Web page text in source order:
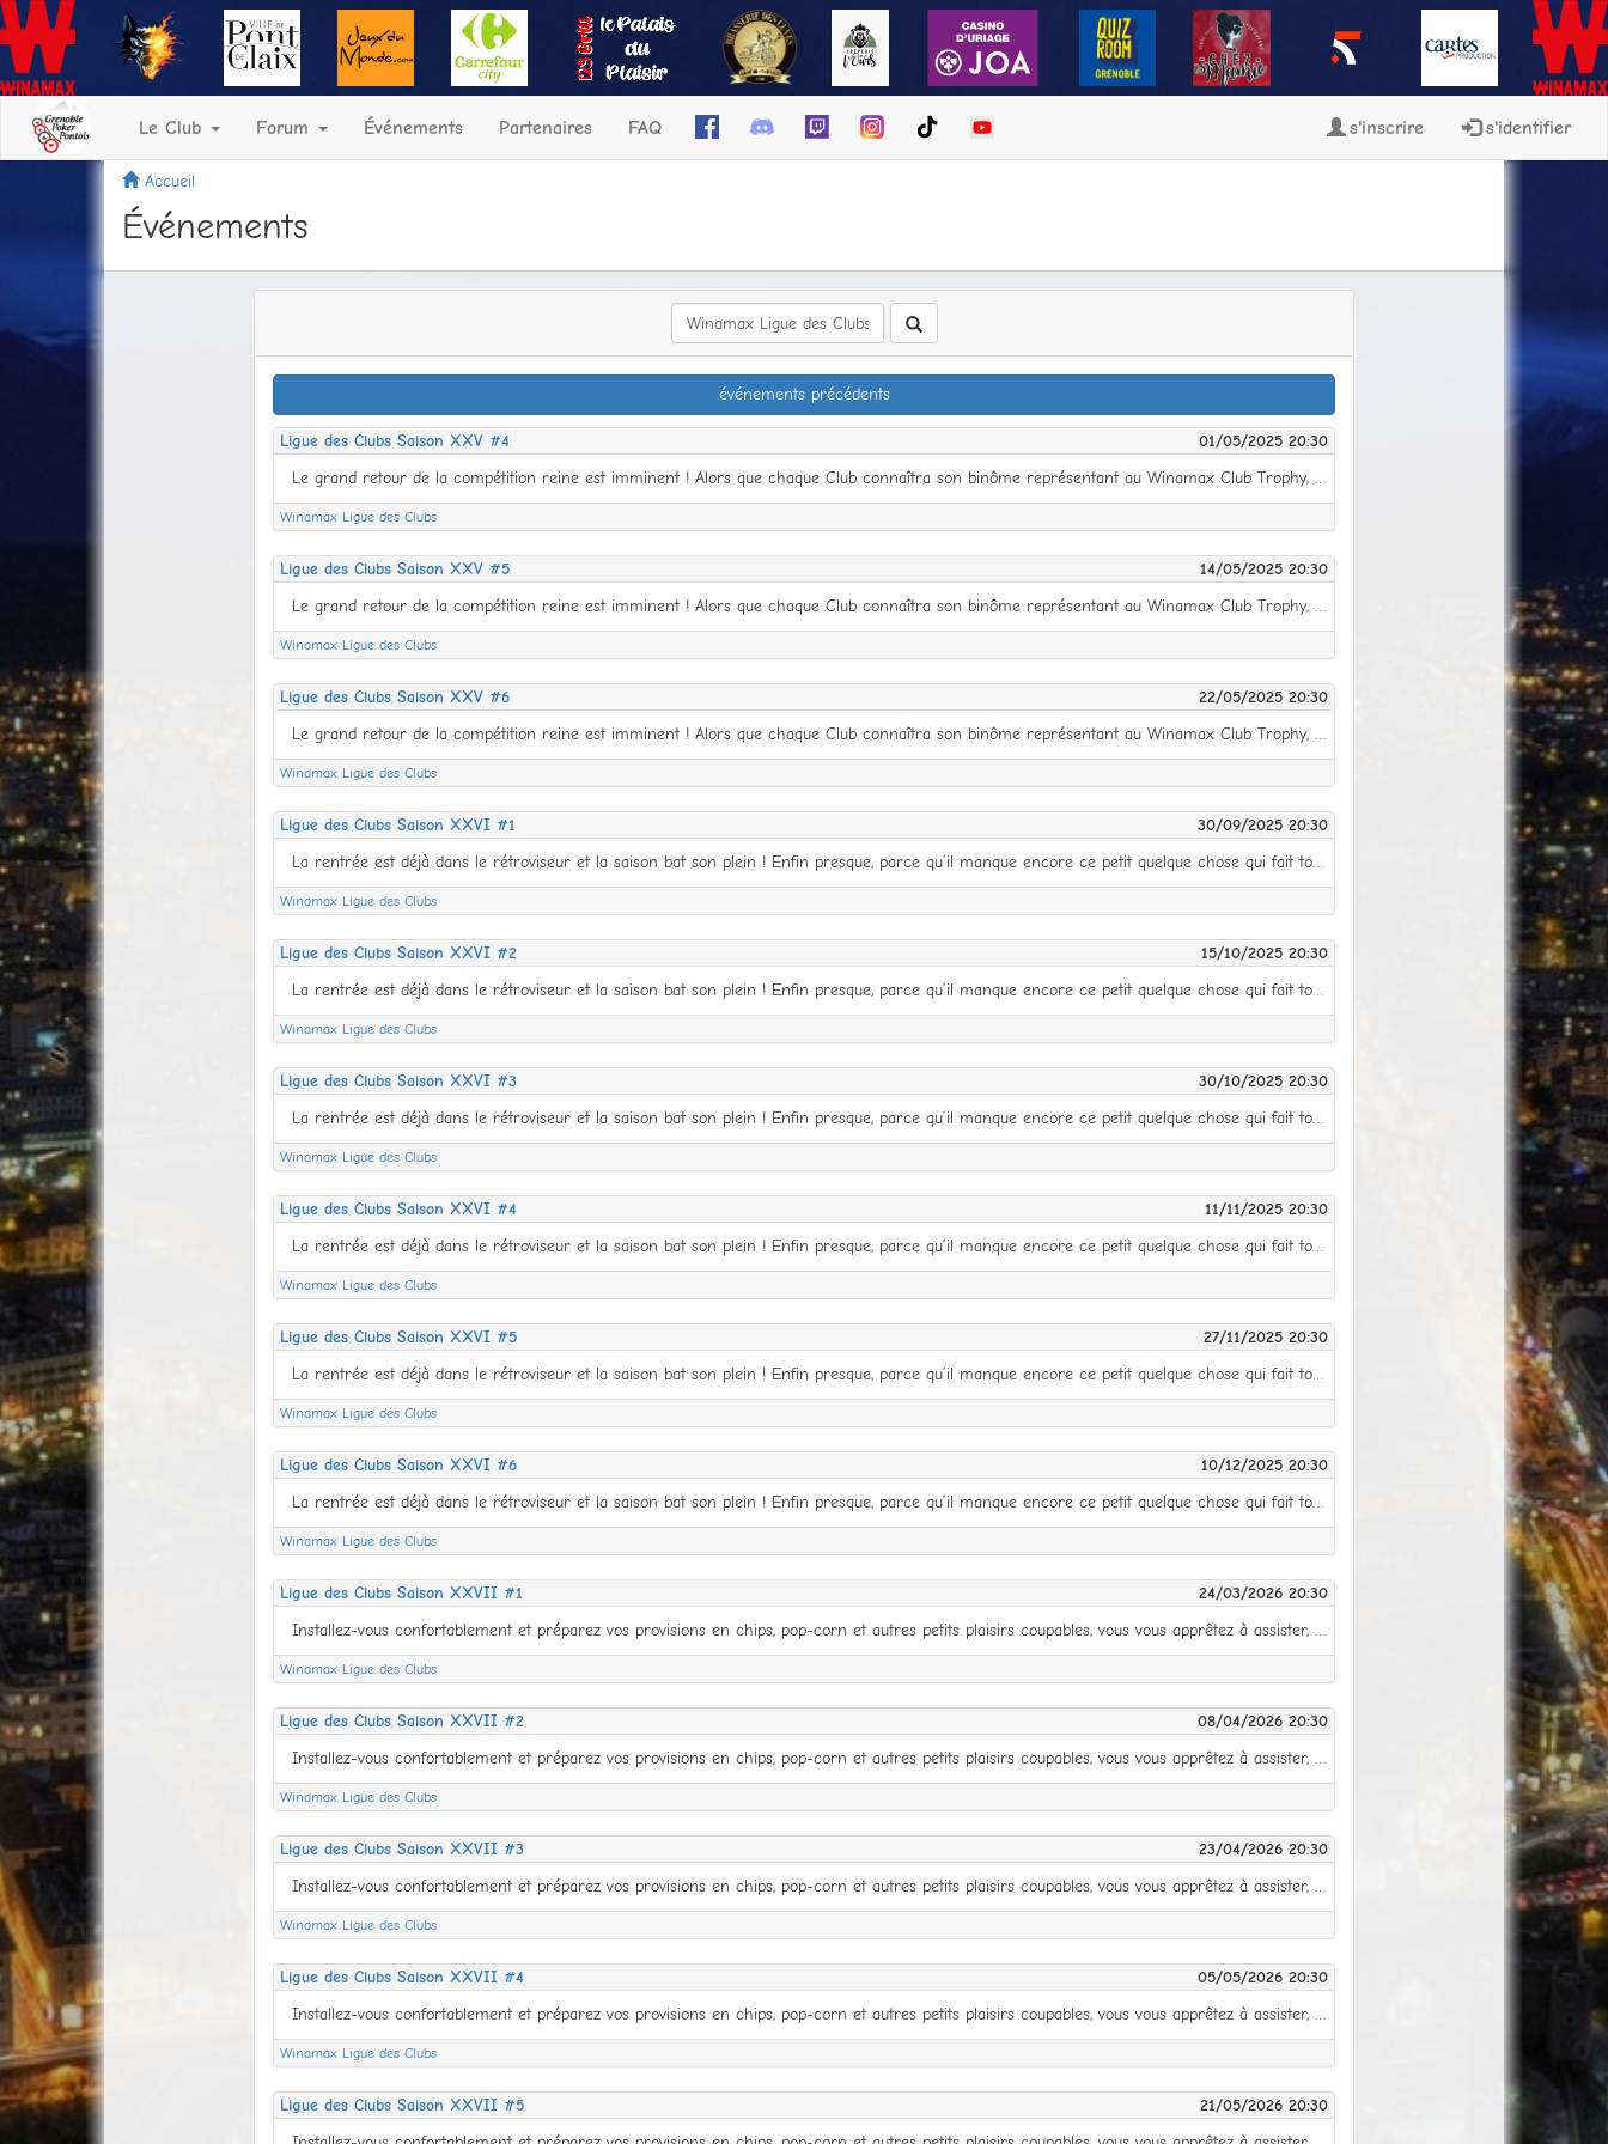
Le Club Forum Événements Partenaires FAQ s'inscrire s'identifier
Accueil
Événements
recherche
événements précédents
Ligue des Clubs Saison XXV #4
01/05/2025 20:30
Le grand retour de la compétition reine est imminent ! Alors que chaque Club connaîtra son binôme représentant au Winamax Club Trophy, la Ligue des Clubs finit de se pomponner en coulisses avant ses retrouvailles avec son public. Un spectacle revisité mais toujours aussi captivant, c’est ce que promet l’affiche de cette 25e édition. Il faut dire qu’avec les nouveaux talents découverts la saison précédente, on peut espérer un casting toujours aussi surprenant et rafraîchissant pour jouer les premiers rôles de ce prochain festival. Des ingrédients connus mais toujours aussi imprévisibles et explosifs, des impros et des solos, des révélations et… des déceptions. C’est tout ce que vous pourrez vivre ou revivre à partir du mercredi 19 mars prochain, date de l’avant-première. Comme d’habitude, vous trouverez sur place tout le nécessaire pour vous régaler : 275 000 Miles mis en jeu pour les Clubs, et quelques 3 725 € de récompenses individuelles sur le All Star Game qui clôture toute Ligue des Clubs qui se respecte. Le championnat se jouera en 6 manches (buy-in de 2 €), chacune dans un format de jeu différent : mercredi 19 mars (6-max Mystery KO) jeudi 3 avril (8-max) jeudi 17 avril (6-max Monster Stack KO) jeudi 1er mai (7-max KO Show One) mercredi 14 mai (5-max KO) jeudi 22 mai (6-max) All Star Game : lundi 26 mai Tous les tournois se joueront à 20h30. Fonctionnement de la Ligue des Clubs En plus du prizepool classique, chaque joueur marquera des points en fonction de son classement final dans le tournoi (voir le barème et le calculateur de points). A l'issue des 6 manches de la Ligue, viendra le moment d'effectuer le bilan des championnats. Les 15 meilleurs clubs de la Division II monteront en Division I et cette dernière enverra ses 15 Clubs les moins performants en Division II. IMPORTANT Vous représenterez automatiquement le Club auquel vous êtes affiliés sur Winamax. Les manches sont accessibles directement depuis les “prochaines manches” proposées dans votre espace Mon Club, ou depuis le lobby des tournois en activant le filtre “Clubs”. Tous les classements de la Ligue des Clubs (classements collectifs, classements individuels et classements par manche) sont disponibles dans votre espace Mon Club, onglet Compétitions. All-Star Game Les 45 meilleurs joueurs de D1 ainsi que les 30 meilleurs joueurs de D2 (75 joueurs au total) seront invités à jouer le All Star Game : ni plus ni moins que la crème de la crème des joueurs de la compétition. Ces All Stars s'affronteront lors d'une finale au format deepstack qui offrira plus de 3 500 € en places Winamax Live et en tickets de tournois Winamax. Bonne chance à tous !
Winamax Ligue des Clubs
Ligue des Clubs Saison XXV #5
14/05/2025 20:30
Le grand retour de la compétition reine est imminent ! Alors que chaque Club connaîtra son binôme représentant au Winamax Club Trophy, la Ligue des Clubs finit de se pomponner en coulisses avant ses retrouvailles avec son public. Un spectacle revisité mais toujours aussi captivant, c’est ce que promet l’affiche de cette 25e édition. Il faut dire qu’avec les nouveaux talents découverts la saison précédente, on peut espérer un casting toujours aussi surprenant et rafraîchissant pour jouer les premiers rôles de ce prochain festival. Des ingrédients connus mais toujours aussi imprévisibles et explosifs, des impros et des solos, des révélations et… des déceptions. C’est tout ce que vous pourrez vivre ou revivre à partir du mercredi 19 mars prochain, date de l’avant-première. Comme d’habitude, vous trouverez sur place tout le nécessaire pour vous régaler : 275 000 Miles mis en jeu pour les Clubs, et quelques 3 725 € de récompenses individuelles sur le All Star Game qui clôture toute Ligue des Clubs qui se respecte. Le championnat se jouera en 6 manches (buy-in de 2 €), chacune dans un format de jeu différent : mercredi 19 mars (6-max Mystery KO) jeudi 3 avril (8-max) jeudi 17 avril (6-max Monster Stack KO) jeudi 1er mai (7-max KO Show One) mercredi 14 mai (5-max KO) jeudi 22 mai (6-max) All Star Game : lundi 26 mai Tous les tournois se joueront à 20h30. Fonctionnement de la Ligue des Clubs En plus du prizepool classique, chaque joueur marquera des points en fonction de son classement final dans le tournoi (voir le barème et le calculateur de points). A l'issue des 6 manches de la Ligue, viendra le moment d'effectuer le bilan des championnats. Les 15 meilleurs clubs de la Division II monteront en Division I et cette dernière enverra ses 15 Clubs les moins performants en Division II. IMPORTANT Vous représenterez automatiquement le Club auquel vous êtes affiliés sur Winamax. Les manches sont accessibles directement depuis les “prochaines manches” proposées dans votre espace Mon Club, ou depuis le lobby des tournois en activant le filtre “Clubs”. Tous les classements de la Ligue des Clubs (classements collectifs, classements individuels et classements par manche) sont disponibles dans votre espace Mon Club, onglet Compétitions. All-Star Game Les 45 meilleurs joueurs de D1 ainsi que les 30 meilleurs joueurs de D2 (75 joueurs au total) seront invités à jouer le All Star Game : ni plus ni moins que la crème de la crème des joueurs de la compétition. Ces All Stars s'affronteront lors d'une finale au format deepstack qui offrira plus de 3 500 € en places Winamax Live et en tickets de tournois Winamax. Bonne chance à tous !
Winamax Ligue des Clubs
Ligue des Clubs Saison XXV #6
22/05/2025 20:30
Le grand retour de la compétition reine est imminent ! Alors que chaque Club connaîtra son binôme représentant au Winamax Club Trophy, la Ligue des Clubs finit de se pomponner en coulisses avant ses retrouvailles avec son public. Un spectacle revisité mais toujours aussi captivant, c’est ce que promet l’affiche de cette 25e édition. Il faut dire qu’avec les nouveaux talents découverts la saison précédente, on peut espérer un casting toujours aussi surprenant et rafraîchissant pour jouer les premiers rôles de ce prochain festival. Des ingrédients connus mais toujours aussi imprévisibles et explosifs, des impros et des solos, des révélations et… des déceptions. C’est tout ce que vous pourrez vivre ou revivre à partir du mercredi 19 mars prochain, date de l’avant-première. Comme d’habitude, vous trouverez sur place tout le nécessaire pour vous régaler : 275 000 Miles mis en jeu pour les Clubs, et quelques 3 725 € de récompenses individuelles sur le All Star Game qui clôture toute Ligue des Clubs qui se respecte. Le championnat se jouera en 6 manches (buy-in de 2 €), chacune dans un format de jeu différent : mercredi 19 mars (6-max Mystery KO) jeudi 3 avril (8-max) jeudi 17 avril (6-max Monster Stack KO) jeudi 1er mai (7-max KO Show One) mercredi 14 mai (5-max KO) jeudi 22 mai (6-max) All Star Game : lundi 26 mai Tous les tournois se joueront à 20h30. Fonctionnement de la Ligue des Clubs En plus du prizepool classique, chaque joueur marquera des points en fonction de son classement final dans le tournoi (voir le barème et le calculateur de points). A l'issue des 6 manches de la Ligue, viendra le moment d'effectuer le bilan des championnats. Les 15 meilleurs clubs de la Division II monteront en Division I et cette dernière enverra ses 15 Clubs les moins performants en Division II. IMPORTANT Vous représenterez automatiquement le Club auquel vous êtes affiliés sur Winamax. Les manches sont accessibles directement depuis les “prochaines manches” proposées dans votre espace Mon Club, ou depuis le lobby des tournois en activant le filtre “Clubs”. Tous les classements de la Ligue des Clubs (classements collectifs, classements individuels et classements par manche) sont disponibles dans votre espace Mon Club, onglet Compétitions. All-Star Game Les 45 meilleurs joueurs de D1 ainsi que les 30 meilleurs joueurs de D2 (75 joueurs au total) seront invités à jouer le All Star Game : ni plus ni moins que la crème de la crème des joueurs de la compétition. Ces All Stars s'affronteront lors d'une finale au format deepstack qui offrira plus de 3 500 € en places Winamax Live et en tickets de tournois Winamax. Bonne chance à tous !
Winamax Ligue des Clubs
Ligue des Clubs Saison XXVI #1
30/09/2025 20:30
La rentrée est déjà dans le rétroviseur et la saison bat son plein ! Enfin presque, parce qu’il manque encore ce petit quelque chose qui fait toute la différence, ce grain de sel qui révèle toute la saveur des ingrédients, cherry on the cake comme dirait l’autre : la Ligue des Clubs ! Pour son grand retour, synonyme de 26e édition, la compétition reine intègre cinq petits nouveaux qui rejoignent les rangs des Clubs partenaires de Winamax et qui se feront les dents en deuxième division avant de venir titiller les vétérans aux palmarès bien garnis. Toujours désireuse de s’améliorer et de se présenter sous un nouveau jour, y compris aux habitués des joutes inter-clubs, la Ligue des Clubs a une nouvelle fois décidé de vous surprendre et va tout simplement vous envoyer dans l’espace ! Alors la dame va frapper fort, très fort, en vous proposant d’entrée de jouer la manche inaugurale au format Space KO ! Avis aux cosmonautes du mardi : préparez-vous et révisez vos tokens légendaires, ça peut toujours servir… Comme d’habitude, vous trouverez sur place tout le nécessaire pour vous régaler : 275 000 Miles mis en jeu pour les Clubs, et quelques 3 725 € de récompenses individuelles sur le All Star Game qui clôture toute Ligue des Clubs qui se respecte. Moins comme d’habitude, la compétition se jouera désormais sur des manches réparties entre le mardi, le mercredi ou le jeudi, pour qu’un maximum de Clubs soient pénalisés un minimum de fois ! Et oui, on sait trancher dans le vif pour vous satisfaire. Le championnat se jouera en 6 manches (buy-in de 2 €), chacune dans un format de jeu différent : mardi 30 septembre (6-max Space KO) mercredi 15 octobre (8-max) jeudi 30 octobre (6-max Monster Stack KO) mardi 11 novembre (7-max Mystery KO) jeudi 27 novembre (5-max KO) mercredi 10 décembre (6-max) All Star Game : lundi 15 décembre Tous les tournois se joueront à 20h30. Toutes les informations sont à retrouver sur la page suivante : https://www.winamax.fr/ligues-des-clubs Ou directement dans votre espace Mon Club dans l'onglet Compétitions.
Winamax Ligue des Clubs
Ligue des Clubs Saison XXVI #2
15/10/2025 20:30
La rentrée est déjà dans le rétroviseur et la saison bat son plein ! Enfin presque, parce qu’il manque encore ce petit quelque chose qui fait toute la différence, ce grain de sel qui révèle toute la saveur des ingrédients, cherry on the cake comme dirait l’autre : la Ligue des Clubs ! Pour son grand retour, synonyme de 26e édition, la compétition reine intègre cinq petits nouveaux qui rejoignent les rangs des Clubs partenaires de Winamax et qui se feront les dents en deuxième division avant de venir titiller les vétérans aux palmarès bien garnis. Toujours désireuse de s’améliorer et de se présenter sous un nouveau jour, y compris aux habitués des joutes inter-clubs, la Ligue des Clubs a une nouvelle fois décidé de vous surprendre et va tout simplement vous envoyer dans l’espace ! Alors la dame va frapper fort, très fort, en vous proposant d’entrée de jouer la manche inaugurale au format Space KO ! Avis aux cosmonautes du mardi : préparez-vous et révisez vos tokens légendaires, ça peut toujours servir… Comme d’habitude, vous trouverez sur place tout le nécessaire pour vous régaler : 275 000 Miles mis en jeu pour les Clubs, et quelques 3 725 € de récompenses individuelles sur le All Star Game qui clôture toute Ligue des Clubs qui se respecte. Moins comme d’habitude, la compétition se jouera désormais sur des manches réparties entre le mardi, le mercredi ou le jeudi, pour qu’un maximum de Clubs soient pénalisés un minimum de fois ! Et oui, on sait trancher dans le vif pour vous satisfaire. Le championnat se jouera en 6 manches (buy-in de 2 €), chacune dans un format de jeu différent : mardi 30 septembre (6-max Space KO) mercredi 15 octobre (8-max) jeudi 30 octobre (6-max Monster Stack KO) mardi 11 novembre (7-max Mystery KO) jeudi 27 novembre (5-max KO) mercredi 10 décembre (6-max) All Star Game : lundi 15 décembre Tous les tournois se joueront à 20h30. Toutes les informations sont à retrouver sur la page suivante : https://www.winamax.fr/ligues-des-clubs Ou directement dans votre espace Mon Club dans l'onglet Compétitions.
Winamax Ligue des Clubs
Ligue des Clubs Saison XXVI #3
30/10/2025 20:30
La rentrée est déjà dans le rétroviseur et la saison bat son plein ! Enfin presque, parce qu’il manque encore ce petit quelque chose qui fait toute la différence, ce grain de sel qui révèle toute la saveur des ingrédients, cherry on the cake comme dirait l’autre : la Ligue des Clubs ! Pour son grand retour, synonyme de 26e édition, la compétition reine intègre cinq petits nouveaux qui rejoignent les rangs des Clubs partenaires de Winamax et qui se feront les dents en deuxième division avant de venir titiller les vétérans aux palmarès bien garnis. Toujours désireuse de s’améliorer et de se présenter sous un nouveau jour, y compris aux habitués des joutes inter-clubs, la Ligue des Clubs a une nouvelle fois décidé de vous surprendre et va tout simplement vous envoyer dans l’espace ! Alors la dame va frapper fort, très fort, en vous proposant d’entrée de jouer la manche inaugurale au format Space KO ! Avis aux cosmonautes du mardi : préparez-vous et révisez vos tokens légendaires, ça peut toujours servir… Comme d’habitude, vous trouverez sur place tout le nécessaire pour vous régaler : 275 000 Miles mis en jeu pour les Clubs, et quelques 3 725 € de récompenses individuelles sur le All Star Game qui clôture toute Ligue des Clubs qui se respecte. Moins comme d’habitude, la compétition se jouera désormais sur des manches réparties entre le mardi, le mercredi ou le jeudi, pour qu’un maximum de Clubs soient pénalisés un minimum de fois ! Et oui, on sait trancher dans le vif pour vous satisfaire. Le championnat se jouera en 6 manches (buy-in de 2 €), chacune dans un format de jeu différent : mardi 30 septembre (6-max Space KO) mercredi 15 octobre (8-max) jeudi 30 octobre (6-max Monster Stack KO) mardi 11 novembre (7-max Mystery KO) jeudi 27 novembre (5-max KO) mercredi 10 décembre (6-max) All Star Game : lundi 15 décembre Tous les tournois se joueront à 20h30. Toutes les informations sont à retrouver sur la page suivante : https://www.winamax.fr/ligues-des-clubs Ou directement dans votre espace Mon Club dans l'onglet Compétitions.
Winamax Ligue des Clubs
Ligue des Clubs Saison XXVI #4
11/11/2025 20:30
La rentrée est déjà dans le rétroviseur et la saison bat son plein ! Enfin presque, parce qu’il manque encore ce petit quelque chose qui fait toute la différence, ce grain de sel qui révèle toute la saveur des ingrédients, cherry on the cake comme dirait l’autre : la Ligue des Clubs ! Pour son grand retour, synonyme de 26e édition, la compétition reine intègre cinq petits nouveaux qui rejoignent les rangs des Clubs partenaires de Winamax et qui se feront les dents en deuxième division avant de venir titiller les vétérans aux palmarès bien garnis. Toujours désireuse de s’améliorer et de se présenter sous un nouveau jour, y compris aux habitués des joutes inter-clubs, la Ligue des Clubs a une nouvelle fois décidé de vous surprendre et va tout simplement vous envoyer dans l’espace ! Alors la dame va frapper fort, très fort, en vous proposant d’entrée de jouer la manche inaugurale au format Space KO ! Avis aux cosmonautes du mardi : préparez-vous et révisez vos tokens légendaires, ça peut toujours servir… Comme d’habitude, vous trouverez sur place tout le nécessaire pour vous régaler : 275 000 Miles mis en jeu pour les Clubs, et quelques 3 725 € de récompenses individuelles sur le All Star Game qui clôture toute Ligue des Clubs qui se respecte. Moins comme d’habitude, la compétition se jouera désormais sur des manches réparties entre le mardi, le mercredi ou le jeudi, pour qu’un maximum de Clubs soient pénalisés un minimum de fois ! Et oui, on sait trancher dans le vif pour vous satisfaire. Le championnat se jouera en 6 manches (buy-in de 2 €), chacune dans un format de jeu différent : mardi 30 septembre (6-max Space KO) mercredi 15 octobre (8-max) jeudi 30 octobre (6-max Monster Stack KO) mardi 11 novembre (7-max Mystery KO) jeudi 27 novembre (5-max KO) mercredi 10 décembre (6-max) All Star Game : lundi 15 décembre Tous les tournois se joueront à 20h30. Toutes les informations sont à retrouver sur la page suivante : https://www.winamax.fr/ligues-des-clubs Ou directement dans votre espace Mon Club dans l'onglet Compétitions.
Winamax Ligue des Clubs
Ligue des Clubs Saison XXVI #5
27/11/2025 20:30
La rentrée est déjà dans le rétroviseur et la saison bat son plein ! Enfin presque, parce qu’il manque encore ce petit quelque chose qui fait toute la différence, ce grain de sel qui révèle toute la saveur des ingrédients, cherry on the cake comme dirait l’autre : la Ligue des Clubs ! Pour son grand retour, synonyme de 26e édition, la compétition reine intègre cinq petits nouveaux qui rejoignent les rangs des Clubs partenaires de Winamax et qui se feront les dents en deuxième division avant de venir titiller les vétérans aux palmarès bien garnis. Toujours désireuse de s’améliorer et de se présenter sous un nouveau jour, y compris aux habitués des joutes inter-clubs, la Ligue des Clubs a une nouvelle fois décidé de vous surprendre et va tout simplement vous envoyer dans l’espace ! Alors la dame va frapper fort, très fort, en vous proposant d’entrée de jouer la manche inaugurale au format Space KO ! Avis aux cosmonautes du mardi : préparez-vous et révisez vos tokens légendaires, ça peut toujours servir… Comme d’habitude, vous trouverez sur place tout le nécessaire pour vous régaler : 275 000 Miles mis en jeu pour les Clubs, et quelques 3 725 € de récompenses individuelles sur le All Star Game qui clôture toute Ligue des Clubs qui se respecte. Moins comme d’habitude, la compétition se jouera désormais sur des manches réparties entre le mardi, le mercredi ou le jeudi, pour qu’un maximum de Clubs soient pénalisés un minimum de fois ! Et oui, on sait trancher dans le vif pour vous satisfaire. Le championnat se jouera en 6 manches (buy-in de 2 €), chacune dans un format de jeu différent : mardi 30 septembre (6-max Space KO) mercredi 15 octobre (8-max) jeudi 30 octobre (6-max Monster Stack KO) mardi 11 novembre (7-max Mystery KO) jeudi 27 novembre (5-max KO) mercredi 10 décembre (6-max) All Star Game : lundi 15 décembre Tous les tournois se joueront à 20h30. Toutes les informations sont à retrouver sur la page suivante : https://www.winamax.fr/ligues-des-clubs Ou directement dans votre espace Mon Club dans l'onglet Compétitions.
Winamax Ligue des Clubs
Ligue des Clubs Saison XXVI #6
10/12/2025 20:30
La rentrée est déjà dans le rétroviseur et la saison bat son plein ! Enfin presque, parce qu’il manque encore ce petit quelque chose qui fait toute la différence, ce grain de sel qui révèle toute la saveur des ingrédients, cherry on the cake comme dirait l’autre : la Ligue des Clubs ! Pour son grand retour, synonyme de 26e édition, la compétition reine intègre cinq petits nouveaux qui rejoignent les rangs des Clubs partenaires de Winamax et qui se feront les dents en deuxième division avant de venir titiller les vétérans aux palmarès bien garnis. Toujours désireuse de s’améliorer et de se présenter sous un nouveau jour, y compris aux habitués des joutes inter-clubs, la Ligue des Clubs a une nouvelle fois décidé de vous surprendre et va tout simplement vous envoyer dans l’espace ! Alors la dame va frapper fort, très fort, en vous proposant d’entrée de jouer la manche inaugurale au format Space KO ! Avis aux cosmonautes du mardi : préparez-vous et révisez vos tokens légendaires, ça peut toujours servir… Comme d’habitude, vous trouverez sur place tout le nécessaire pour vous régaler : 275 000 Miles mis en jeu pour les Clubs, et quelques 3 725 € de récompenses individuelles sur le All Star Game qui clôture toute Ligue des Clubs qui se respecte. Moins comme d’habitude, la compétition se jouera désormais sur des manches réparties entre le mardi, le mercredi ou le jeudi, pour qu’un maximum de Clubs soient pénalisés un minimum de fois ! Et oui, on sait trancher dans le vif pour vous satisfaire. Le championnat se jouera en 6 manches (buy-in de 2 €), chacune dans un format de jeu différent : mardi 30 septembre (6-max Space KO) mercredi 15 octobre (8-max) jeudi 30 octobre (6-max Monster Stack KO) mardi 11 novembre (7-max Mystery KO) jeudi 27 novembre (5-max KO) mercredi 10 décembre (6-max) All Star Game : lundi 15 décembre Tous les tournois se joueront à 20h30. Toutes les informations sont à retrouver sur la page suivante : https://www.winamax.fr/ligues-des-clubs Ou directement dans votre espace Mon Club dans l'onglet Compétitions.
Winamax Ligue des Clubs
Ligue des Clubs Saison XXVII #1
24/03/2026 20:30
Installez-vous confortablement et préparez vos provisions en chips, pop-corn et autres petits plaisirs coupables, vous vous apprêtez à assister, mais surtout à participer, à une saison historique ! Tandis que le générique se lance, les paris des accros du binge watching vont bon train : enfin la vingt-troisième saison de Grey’s Anatomy ? Ou la vingt-quatrième saison de NCIS ? Ah non, on en est à vingt-sept, quand même, ça doit donc être New York Unité Spéciale !? Et non, encore raté… C’est la plus palpitante des séries qui revient, celle dont vous êtes à la fois les scénaristes et les acteurs principaux : La Ligue des Clubs ! Et avec un engouement toujours croissant, les plus tenaces détrôneront certainement Coronation Street et ses 66 saisons d’ici quelques années ! Moderne à souhait et toujours soucieuse de surprendre ses figurants comme ses spectateurs, cette nouvelle saison reprendra les codes qui ont fait son succès et reprendra place dans un décor de Space KO déjà visité lors de la saison précédente. S’il était nécessaire de le repréciser, vous trouverez sur place tout le nécessaire pour vous régaler : 275 000 Miles mis en jeu pour les Clubs, et quelques 3 725 € de récompenses individuelles sur le All Star Game qui clôture toute Ligue des Clubs qui se respecte. La compétition se répartit toujours à parts égales entre des manches disputées les mardis, mercredis et jeudis, avant un All Star Game de clôture joué traditionnellement le lundi suivant, tant que les esprits sont encore chauds. Le championnat se jouera en 6 manches (buy-in de 2 €), chacune dans un format de jeu différent : mardi 24 mars (7-max Mystery KO) mercredi 8 avril (6-max Monster Stack KO) jeudi 23 avril (5-max KO) mardi 5 mai (6-max) jeudi 21 mai (8-max) mercredi 27 mai (6-max Space KO) All Star Game : lundi 1er juin Tous les tournois se joueront à 20h30. Fonctionnement de la Ligue des Clubs En plus du prizepool classique, chaque joueur marquera des points en fonction de son classement final dans le tournoi (voir le barème et le calculateur de points). A l'issue des 6 manches de la Ligue, viendra le moment d'effectuer le bilan des championnats. Les 15 meilleurs clubs de la Division II monteront en Division I et cette dernière enverra ses 15 Clubs les moins performants en Division II. IMPORTANT Vous représenterez automatiquement le Club auquel vous êtes affiliés sur Winamax. Les manches sont accessibles directement depuis les “prochaines manches” proposées dans votre espace Mon Club, ou depuis le lobby des tournois en activant le filtre “Clubs”. Tous les classements de la Ligue des Clubs (classements collectifs, classements individuels et classements par manche) sont disponibles dans votre espace Mon Club, onglet Compétitions. All-Star Game Les 45 meilleurs joueurs de D1 ainsi que les 30 meilleurs joueurs de D2 (75 joueurs au total) seront invités à jouer le All Star Game : ni plus ni moins que la crème de la crème des joueurs de la compétition. Ces All Stars s'affronteront lors d'une finale au format deepstack qui offrira plus de 3 500 € en places Winamax Live et en tickets de tournois Winamax. Bonne chance à tous !
Winamax Ligue des Clubs
Ligue des Clubs Saison XXVII #2
08/04/2026 20:30
Installez-vous confortablement et préparez vos provisions en chips, pop-corn et autres petits plaisirs coupables, vous vous apprêtez à assister, mais surtout à participer, à une saison historique ! Tandis que le générique se lance, les paris des accros du binge watching vont bon train : enfin la vingt-troisième saison de Grey’s Anatomy ? Ou la vingt-quatrième saison de NCIS ? Ah non, on en est à vingt-sept, quand même, ça doit donc être New York Unité Spéciale !? Et non, encore raté… C’est la plus palpitante des séries qui revient, celle dont vous êtes à la fois les scénaristes et les acteurs principaux : La Ligue des Clubs ! Et avec un engouement toujours croissant, les plus tenaces détrôneront certainement Coronation Street et ses 66 saisons d’ici quelques années ! Moderne à souhait et toujours soucieuse de surprendre ses figurants comme ses spectateurs, cette nouvelle saison reprendra les codes qui ont fait son succès et reprendra place dans un décor de Space KO déjà visité lors de la saison précédente. S’il était nécessaire de le repréciser, vous trouverez sur place tout le nécessaire pour vous régaler : 275 000 Miles mis en jeu pour les Clubs, et quelques 3 725 € de récompenses individuelles sur le All Star Game qui clôture toute Ligue des Clubs qui se respecte. La compétition se répartit toujours à parts égales entre des manches disputées les mardis, mercredis et jeudis, avant un All Star Game de clôture joué traditionnellement le lundi suivant, tant que les esprits sont encore chauds. Le championnat se jouera en 6 manches (buy-in de 2 €), chacune dans un format de jeu différent : mardi 24 mars (7-max Mystery KO) mercredi 8 avril (6-max Monster Stack KO) jeudi 23 avril (5-max KO) mardi 5 mai (6-max) jeudi 21 mai (8-max) mercredi 27 mai (6-max Space KO) All Star Game : lundi 1er juin Tous les tournois se joueront à 20h30. Fonctionnement de la Ligue des Clubs En plus du prizepool classique, chaque joueur marquera des points en fonction de son classement final dans le tournoi (voir le barème et le calculateur de points). A l'issue des 6 manches de la Ligue, viendra le moment d'effectuer le bilan des championnats. Les 15 meilleurs clubs de la Division II monteront en Division I et cette dernière enverra ses 15 Clubs les moins performants en Division II. IMPORTANT Vous représenterez automatiquement le Club auquel vous êtes affiliés sur Winamax. Les manches sont accessibles directement depuis les “prochaines manches” proposées dans votre espace Mon Club, ou depuis le lobby des tournois en activant le filtre “Clubs”. Tous les classements de la Ligue des Clubs (classements collectifs, classements individuels et classements par manche) sont disponibles dans votre espace Mon Club, onglet Compétitions. All-Star Game Les 45 meilleurs joueurs de D1 ainsi que les 30 meilleurs joueurs de D2 (75 joueurs au total) seront invités à jouer le All Star Game : ni plus ni moins que la crème de la crème des joueurs de la compétition. Ces All Stars s'affronteront lors d'une finale au format deepstack qui offrira plus de 3 500 € en places Winamax Live et en tickets de tournois Winamax. Bonne chance à tous !
Winamax Ligue des Clubs
Ligue des Clubs Saison XXVII #3
23/04/2026 20:30
Installez-vous confortablement et préparez vos provisions en chips, pop-corn et autres petits plaisirs coupables, vous vous apprêtez à assister, mais surtout à participer, à une saison historique ! Tandis que le générique se lance, les paris des accros du binge watching vont bon train : enfin la vingt-troisième saison de Grey’s Anatomy ? Ou la vingt-quatrième saison de NCIS ? Ah non, on en est à vingt-sept, quand même, ça doit donc être New York Unité Spéciale !? Et non, encore raté… C’est la plus palpitante des séries qui revient, celle dont vous êtes à la fois les scénaristes et les acteurs principaux : La Ligue des Clubs ! Et avec un engouement toujours croissant, les plus tenaces détrôneront certainement Coronation Street et ses 66 saisons d’ici quelques années ! Moderne à souhait et toujours soucieuse de surprendre ses figurants comme ses spectateurs, cette nouvelle saison reprendra les codes qui ont fait son succès et reprendra place dans un décor de Space KO déjà visité lors de la saison précédente. S’il était nécessaire de le repréciser, vous trouverez sur place tout le nécessaire pour vous régaler : 275 000 Miles mis en jeu pour les Clubs, et quelques 3 725 € de récompenses individuelles sur le All Star Game qui clôture toute Ligue des Clubs qui se respecte. La compétition se répartit toujours à parts égales entre des manches disputées les mardis, mercredis et jeudis, avant un All Star Game de clôture joué traditionnellement le lundi suivant, tant que les esprits sont encore chauds. Le championnat se jouera en 6 manches (buy-in de 2 €), chacune dans un format de jeu différent : mardi 24 mars (7-max Mystery KO) mercredi 8 avril (6-max Monster Stack KO) jeudi 23 avril (5-max KO) mardi 5 mai (6-max) jeudi 21 mai (8-max) mercredi 27 mai (6-max Space KO) All Star Game : lundi 1er juin Tous les tournois se joueront à 20h30. Fonctionnement de la Ligue des Clubs En plus du prizepool classique, chaque joueur marquera des points en fonction de son classement final dans le tournoi (voir le barème et le calculateur de points). A l'issue des 6 manches de la Ligue, viendra le moment d'effectuer le bilan des championnats. Les 15 meilleurs clubs de la Division II monteront en Division I et cette dernière enverra ses 15 Clubs les moins performants en Division II. IMPORTANT Vous représenterez automatiquement le Club auquel vous êtes affiliés sur Winamax. Les manches sont accessibles directement depuis les “prochaines manches” proposées dans votre espace Mon Club, ou depuis le lobby des tournois en activant le filtre “Clubs”. Tous les classements de la Ligue des Clubs (classements collectifs, classements individuels et classements par manche) sont disponibles dans votre espace Mon Club, onglet Compétitions. All-Star Game Les 45 meilleurs joueurs de D1 ainsi que les 30 meilleurs joueurs de D2 (75 joueurs au total) seront invités à jouer le All Star Game : ni plus ni moins que la crème de la crème des joueurs de la compétition. Ces All Stars s'affronteront lors d'une finale au format deepstack qui offrira plus de 3 500 € en places Winamax Live et en tickets de tournois Winamax. Bonne chance à tous !
Winamax Ligue des Clubs
Ligue des Clubs Saison XXVII #4
05/05/2026 20:30
Installez-vous confortablement et préparez vos provisions en chips, pop-corn et autres petits plaisirs coupables, vous vous apprêtez à assister, mais surtout à participer, à une saison historique ! Tandis que le générique se lance, les paris des accros du binge watching vont bon train : enfin la vingt-troisième saison de Grey’s Anatomy ? Ou la vingt-quatrième saison de NCIS ? Ah non, on en est à vingt-sept, quand même, ça doit donc être New York Unité Spéciale !? Et non, encore raté… C’est la plus palpitante des séries qui revient, celle dont vous êtes à la fois les scénaristes et les acteurs principaux : La Ligue des Clubs ! Et avec un engouement toujours croissant, les plus tenaces détrôneront certainement Coronation Street et ses 66 saisons d’ici quelques années ! Moderne à souhait et toujours soucieuse de surprendre ses figurants comme ses spectateurs, cette nouvelle saison reprendra les codes qui ont fait son succès et reprendra place dans un décor de Space KO déjà visité lors de la saison précédente. S’il était nécessaire de le repréciser, vous trouverez sur place tout le nécessaire pour vous régaler : 275 000 Miles mis en jeu pour les Clubs, et quelques 3 725 € de récompenses individuelles sur le All Star Game qui clôture toute Ligue des Clubs qui se respecte. La compétition se répartit toujours à parts égales entre des manches disputées les mardis, mercredis et jeudis, avant un All Star Game de clôture joué traditionnellement le lundi suivant, tant que les esprits sont encore chauds. Le championnat se jouera en 6 manches (buy-in de 2 €), chacune dans un format de jeu différent : mardi 24 mars (7-max Mystery KO) mercredi 8 avril (6-max Monster Stack KO) jeudi 23 avril (5-max KO) mardi 5 mai (6-max) jeudi 21 mai (8-max) mercredi 27 mai (6-max Space KO) All Star Game : lundi 1er juin Tous les tournois se joueront à 20h30. Fonctionnement de la Ligue des Clubs En plus du prizepool classique, chaque joueur marquera des points en fonction de son classement final dans le tournoi (voir le barème et le calculateur de points). A l'issue des 6 manches de la Ligue, viendra le moment d'effectuer le bilan des championnats. Les 15 meilleurs clubs de la Division II monteront en Division I et cette dernière enverra ses 15 Clubs les moins performants en Division II. IMPORTANT Vous représenterez automatiquement le Club auquel vous êtes affiliés sur Winamax. Les manches sont accessibles directement depuis les “prochaines manches” proposées dans votre espace Mon Club, ou depuis le lobby des tournois en activant le filtre “Clubs”. Tous les classements de la Ligue des Clubs (classements collectifs, classements individuels et classements par manche) sont disponibles dans votre espace Mon Club, onglet Compétitions. All-Star Game Les 45 meilleurs joueurs de D1 ainsi que les 30 meilleurs joueurs de D2 (75 joueurs au total) seront invités à jouer le All Star Game : ni plus ni moins que la crème de la crème des joueurs de la compétition. Ces All Stars s'affronteront lors d'une finale au format deepstack qui offrira plus de 3 500 € en places Winamax Live et en tickets de tournois Winamax. Bonne chance à tous !
Winamax Ligue des Clubs
Ligue des Clubs Saison XXVII #5
21/05/2026 20:30